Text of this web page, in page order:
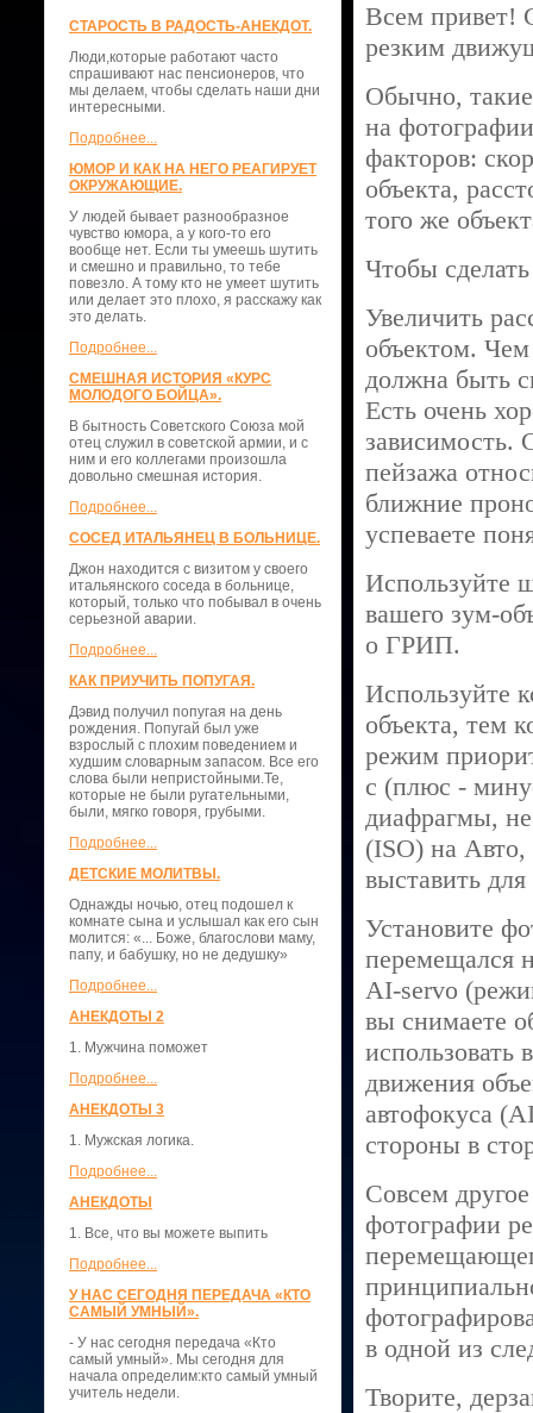
СТАРОСТЬ В РАДОСТЬ-АНЕКДОТ.
Люди,которые работают часто
спрашивают нас пенсионеров, что
мы делаем, чтобы сделать наши дни
интересными.
Подробнее...
ЮМОР И КАК НА НЕГО РЕАГИРУЕТ
ОКРУЖАЮЩИЕ.
У людей бывает разнообразное
чувство юмора, а у кого-то его
вообще нет. Если ты умеешь шутить
и смешно и правильно, то тебе
повезло. А тому кто не умеет шутить
или делает это плохо, я расскажу как
это делать.
Подробнее...
СМЕШНАЯ ИСТОРИЯ «КУРС
МОЛОДОГО БОЙЦА».
В бытность Советского Союза мой
отец служил в советской армии, и с
ним и его коллегами произошла
довольно смешная история.
Подробнее...
СОСЕД ИТАЛЬЯНЕЦ В БОЛЬНИЦЕ.
Джон находится с визитом у своего
итальянского соседа в больнице,
который, только что побывал в очень
серьезной аварии.
Подробнее...
КАК ПРИУЧИТЬ ПОПУГАЯ.
Дэвид получил попугая на день
рождения. Попугай был уже
взрослый с плохим поведением и
худшим словарным запасом. Все его
слова были непристойными.Те,
которые не были ругательными,
были, мягко говоря, грубыми.
Подробнее...
ДЕТСКИЕ МОЛИТВЫ.
Однажды ночью, отец подошел к
комнате сына и услышал как его сын
молится: «... Боже, благослови маму,
папу, и бабушку, но не дедушку»
Подробнее...
АНЕКДОТЫ 2
1. Мужчина поможет
Подробнее...
АНЕКДОТЫ 3
1. Мужская логика.
Подробнее...
АНЕКДОТЫ
1. Все, что вы можете выпить
Подробнее...
У НАС СЕГОДНЯ ПЕРЕДАЧА «КТО
САМЫЙ УМНЫЙ».
- У нас сегодня передача «Кто
самый умный». Мы сегодня для
начала определим:кто самый умный
учитель недели.
Всем привет!
резким
Обычно,
на
факторов:
объекта,
того же
Чтобы
Увеличить
объектом.
должна быть
Есть очень
зависимость.
пейзажа
ближние
успеваете
Используйте
вашего зум-
о ГРИП.
Используйте
объекта, тем
режим
с (плюс -
диафрагмы, не
(ISO) на Авто,
выставить
Установите
перемещался
AI-servo
вы снимаете
использовать
движения
автофокуса
стороны в
Совсем
фотографии
в одной из
Творите,